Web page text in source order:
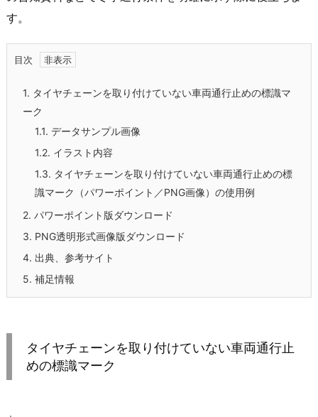
す。
目次
1. タイヤチェーンを取り付けていない車両通行止めの標識マ
ーク
1.1. データサンプル画像
1.2. イラスト内容
1.3. タイヤチェーンを取り付けていない車両通行止めの標
識マーク（パワーポイント／PNG画像）の使用例
2. パワーポイント版ダウンロード
3. PNG透明形式画像版ダウンロード
4. 出典、参考サイト
5. 補足情報
タイヤチェーンを取り付けていない車両通行止
めの標識マーク